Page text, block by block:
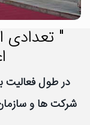
" تعدادی
شرکت ها و سازمان